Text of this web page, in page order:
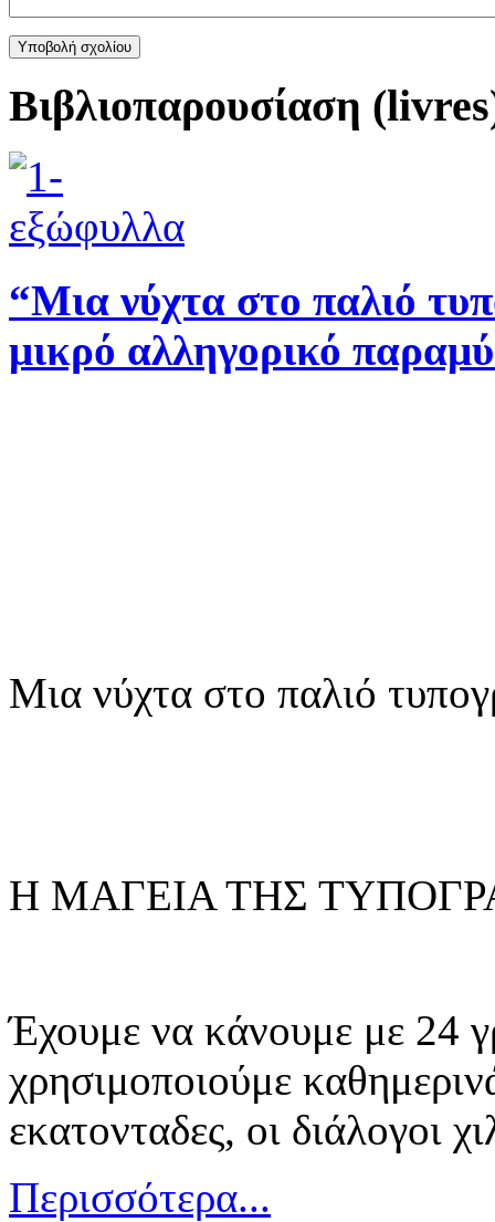
Βιβλιοπαρουσίαση
“Μια νύχτα στο παλιό
μικρό αλληγορικό
Μια νύχτα στο παλιό
Η ΜΑΓΕΙΑ ΤΗΣ
Έχουμε να κάνουμε με 24
χρησιμοποιούμε
εκατονταδες, οι διάλογοι
Περισσότερα...